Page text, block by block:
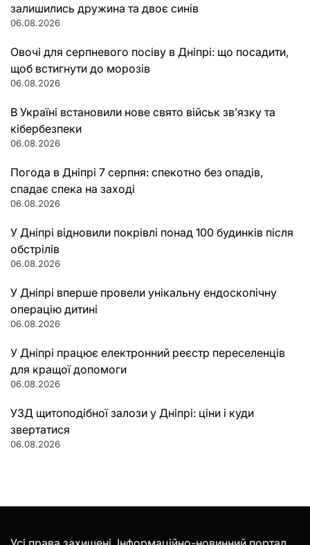
залишились дружина та двоє синів
06.08.2026
Овочі для серпневого посіву в Дніпрі: що посадити,
щоб встигнути до морозів
06.08.2026
В Україні встановили нове свято військ зв’язку та
кібербезпеки
06.08.2026
Погода в Дніпрі 7 серпня: спекотно без опадів,
спадає спека на заході
06.08.2026
У Дніпрі відновили покрівлі понад 100 будинків після
обстрілів
06.08.2026
У Дніпрі вперше провели унікальну ендоскопічну
операцію дитині
06.08.2026
У Дніпрі працює електронний реєстр переселенців
для кращої допомоги
06.08.2026
УЗД щитоподібної залози у Дніпрі: ціни і куди
звертатися
06.08.2026